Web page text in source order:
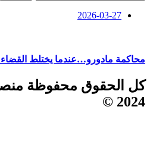
2026-03-27
محاكمة مادورو…عندما يختلط القضاء
كل الحقوق محفوظة منصة
2024 ©